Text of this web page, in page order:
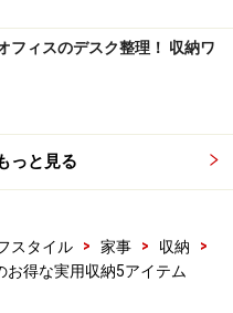
フィスのデスク整理！ 収納ワ
っと見る
スタイル > 家事 > 収納
>
お得な実用収納5アイテム